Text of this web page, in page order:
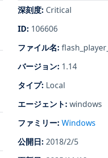
深刻度: Critical
ID: 106606
ファイル名:
バージョン: 1.14
タイプ: Local
エージェント: windows
ファミリー: Windows
公開日: 2018/2/5